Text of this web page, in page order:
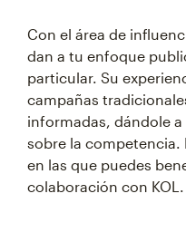
Con el área de
dan a tu enfoque
particular. Su
campañas
informadas, dándole
sobre la competencia.
en las que puedes
colaboración con KOL.